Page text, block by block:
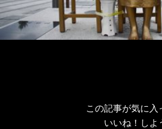
この記事が気に入
いいね！しよ